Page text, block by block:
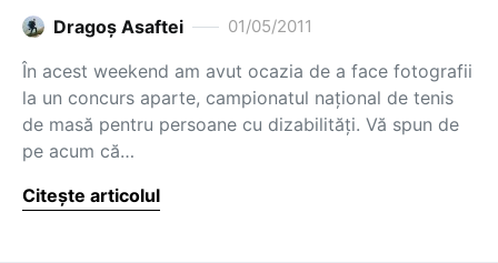
Dragoş Asaftei 01/05/2011
În acest weekend am avut ocazia de a face fotografii
la un concurs aparte, campionatul național de tenis
de masă pentru persoane cu dizabilități. Vă spun de
pe acum că…
Citește articolul